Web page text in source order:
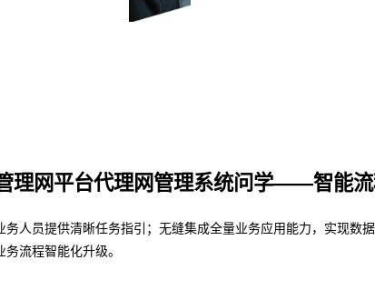
理网平台代理网管理系统问学——智能
人员提供清晰任务指引；无缝集成全量业务应用能力，实现数
流程智能化升级。